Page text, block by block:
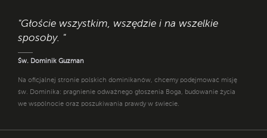
"Głoście wszystkim, wszędzie i na wszelkie
sposoby. "
Św. Dominik Guzman
Na oficjalnej stronie polskich dominikanów, chcemy podejmować misję
św. Dominika: pragnienie odważnego głoszenia Boga, budowanie życia
we wspólnocie oraz poszukiwania prawdy w świecie.